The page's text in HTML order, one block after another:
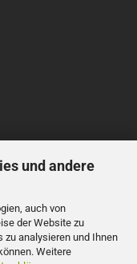
und andere
auch von
der Website zu
zu analysieren und Ihnen
Weitere